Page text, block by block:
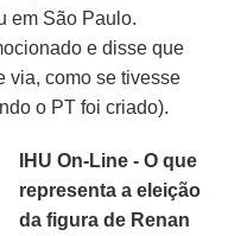
em São Paulo.
e disse que
via, como se tivesse
o PT foi criado).
IHU On-Line - O que
representa a eleição
da figura de Renan